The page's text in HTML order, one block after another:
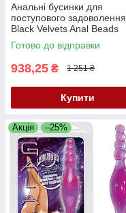
Анальні бусинки для
поступового задоволення
Black Velvets Anal Beads
Готово до відправки
938,25 ₴ 1 251 ₴
Купити
Акція –25%